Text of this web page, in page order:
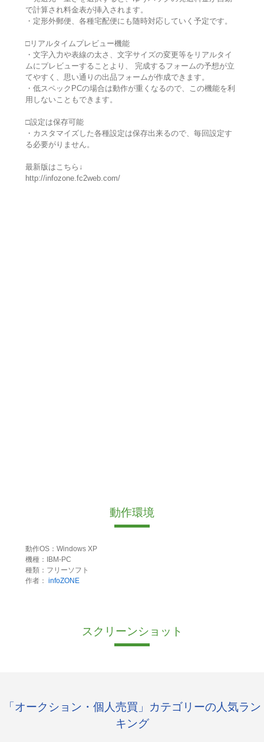
で計算され料金表が挿入されます。
・定形外郵便、各種宅配便にも随時対応していく予定です。
□リアルタイムプレビュー機能
・文字入力や表線の太さ、文字サイズの変更等をリアルタイ
ムにプレビューすることより、 完成するフォームの予想が立
てやすく、思い通りの出品フォームが作成できます。
・低スペックPCの場合は動作が重くなるので、この機能を利
用しないこともできます。
□設定は保存可能
・カスタマイズした各種設定は保存出来るので、毎回設定す
る必要がりません。
最新版はこちら↓
http://infozone.fc2web.com/
動作環境
動作OS：Windows XP
機種：IBM-PC
種類：フリーソフト
作者： infoZONE
スクリーンショット
「オークション・個人売買」カテゴリーの人気ラン
キング